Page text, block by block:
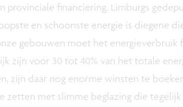
provinciale financiering. Limburgs
en schoonste energie is diegene
gebouwen moet het energieverbruik
zijn voor 30 tot 40% van het totale
zijn daar nog enorme winsten te
zetten met slimme beglazing die